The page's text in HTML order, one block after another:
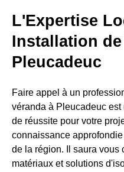
L'Expertise
Installation
Pleucadeuc
Faire appel à un
véranda à Pleucadeuc
de réussite pour votre
connaissance
de la région. Il saura
matériaux et solutions